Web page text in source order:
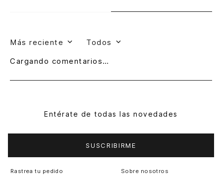
Más reciente Todos
Cargando comentarios…
Entérate de todas las novedades
SUSCRIBIRME
Rastrea tu pedido
Sobre nosotros